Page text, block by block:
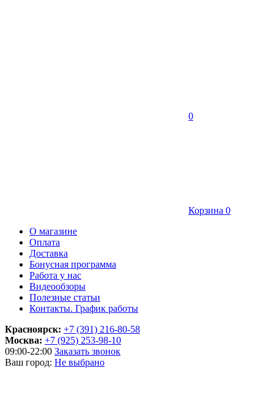
0
Корзина 0
О магазине
Оплата
Доставка
Бонусная программа
Работа у нас
Видеообзоры
Полезные статьи
Контакты. График работы
Красноярск: +7 (391) 216-80-58
Москва: +7 (925) 253-98-10
09:00-22:00 Заказать звонок
Ваш город: Не выбрано